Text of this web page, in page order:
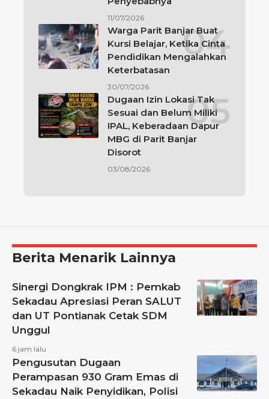
11/07/2026
Warga Parit Banjar Buat
Kursi Belajar, Ketika Cinta
Pendidikan Mengalahkan
Keterbatasan
30/07/2026
Dugaan Izin Lokasi Tak
Sesuai dan Belum Miliki
IPAL, Keberadaan Dapur
MBG di Parit Banjar
Disorot
03/08/2026
Berita Menarik Lainnya
Sinergi Dongkrak IPM : Pemkab
Sekadau Apresiasi Peran SALUT
dan UT Pontianak Cetak SDM
Unggul
6 jam lalu
Pengusutan Dugaan
Perampasan 930 Gram Emas di
Sekadau Naik Penyidikan, Polisi